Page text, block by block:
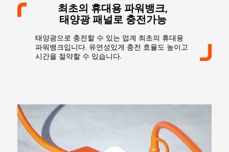
최초의 휴대용 파워뱅크,
태양광 패널로 충전가능
태양광으로 충전할 수 있는 업계 최초의 휴대용
파워뱅크입니다. 유연성있게 충전 효율도 높이고
시간을 절약할 수 있습니다.